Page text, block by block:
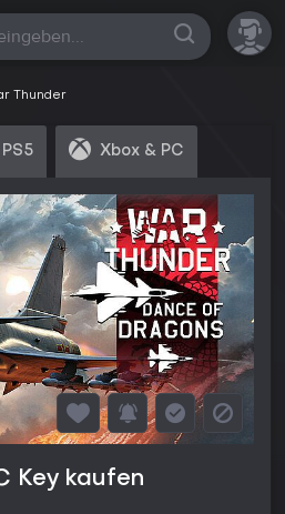
Thunder
Xbox & PC
Key kaufen